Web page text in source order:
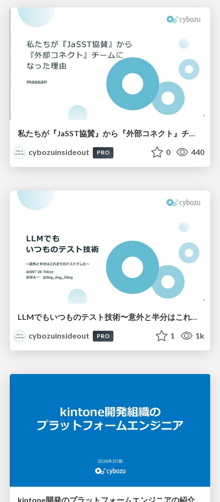
私たちが『JaSST協賛』から『外部コネクト』チームになった理由
cybozuinsideout
PRO 0 440
LLMでもいつものテスト技術〜意外と半分はこれまでのテストでした〜
cybozuinsideout
PRO 1 1k
kintone開発のプラットフォームエンジニアの紹介